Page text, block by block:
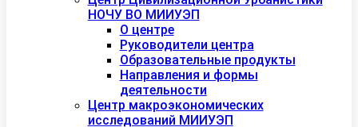
НОЧУ ВО МИИУЭП
О центре
Руководители центра
Образовательные продукты
Направления и формы
деятельности
Центр макроэкономических
исследований МИИУЭП